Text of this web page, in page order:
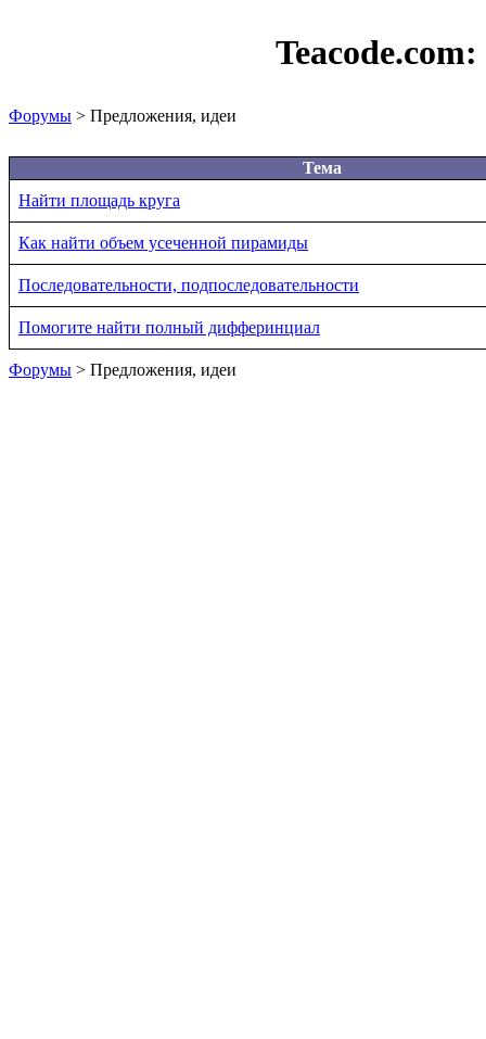
Teacode.com:
Форумы > Предложения, идеи
Тема
Найти площадь круга
Как найти объем усеченной пирамиды
Последовательности, подпоследовательности
Помогите найти полный дифферинциал
Форумы > Предложения, идеи